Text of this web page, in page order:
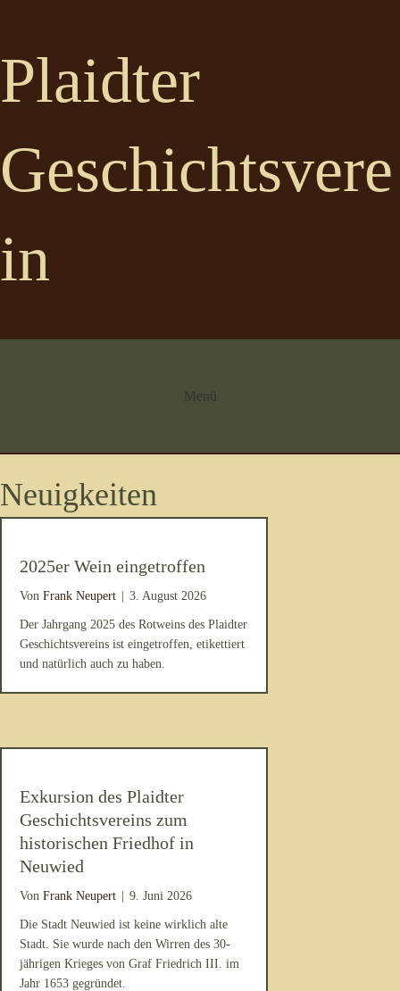
Plaidter
Geschichtsvere
in
Menü
Neuigkeiten
2025er Wein eingetroffen
Von Frank Neupert 3. August 2026
Der Jahrgang 2025 des Rotweins des Plaidter
Geschichtsvereins ist eingetroffen, etikettiert
und natürlich auch zu haben.
Exkursion des Plaidter
Geschichtsvereins zum
historischen Friedhof in
Neuwied
Von Frank Neupert 9. Juni 2026
Die Stadt Neuwied ist keine wirklich alte
Stadt. Sie wurde nach den Wirren des 30-
jährigen Krieges von Graf Friedrich III. im
Jahr 1653 gegründet.